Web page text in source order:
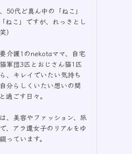
50代ど真ん中の「ねこ」
ねこ」ですが、れっきとし
）
介護1のnekotaママ、自宅
軍団3匹とおじさん猫1匹
、キレイでいたい気持ち
分らしくいたい想いの間
過ごす日々。
、美容やファッション、旅
、アラ還女子のリアルをゆ
っています。